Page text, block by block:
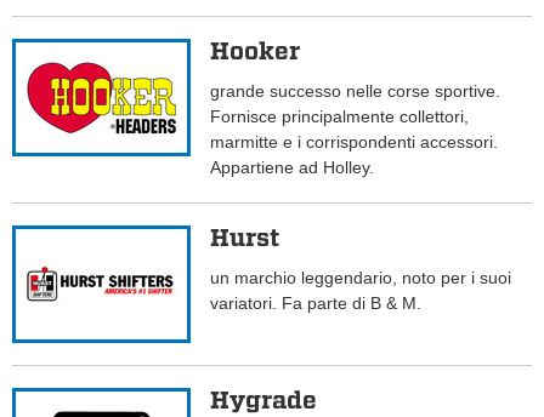
Hooker
grande successo nelle corse sportive.
Fornisce principalmente collettori,
marmitte e i corrispondenti accessori.
Appartiene ad Holley.
Hurst
un marchio leggendario, noto per i suoi
variatori. Fa parte di B & M.
Hygrade